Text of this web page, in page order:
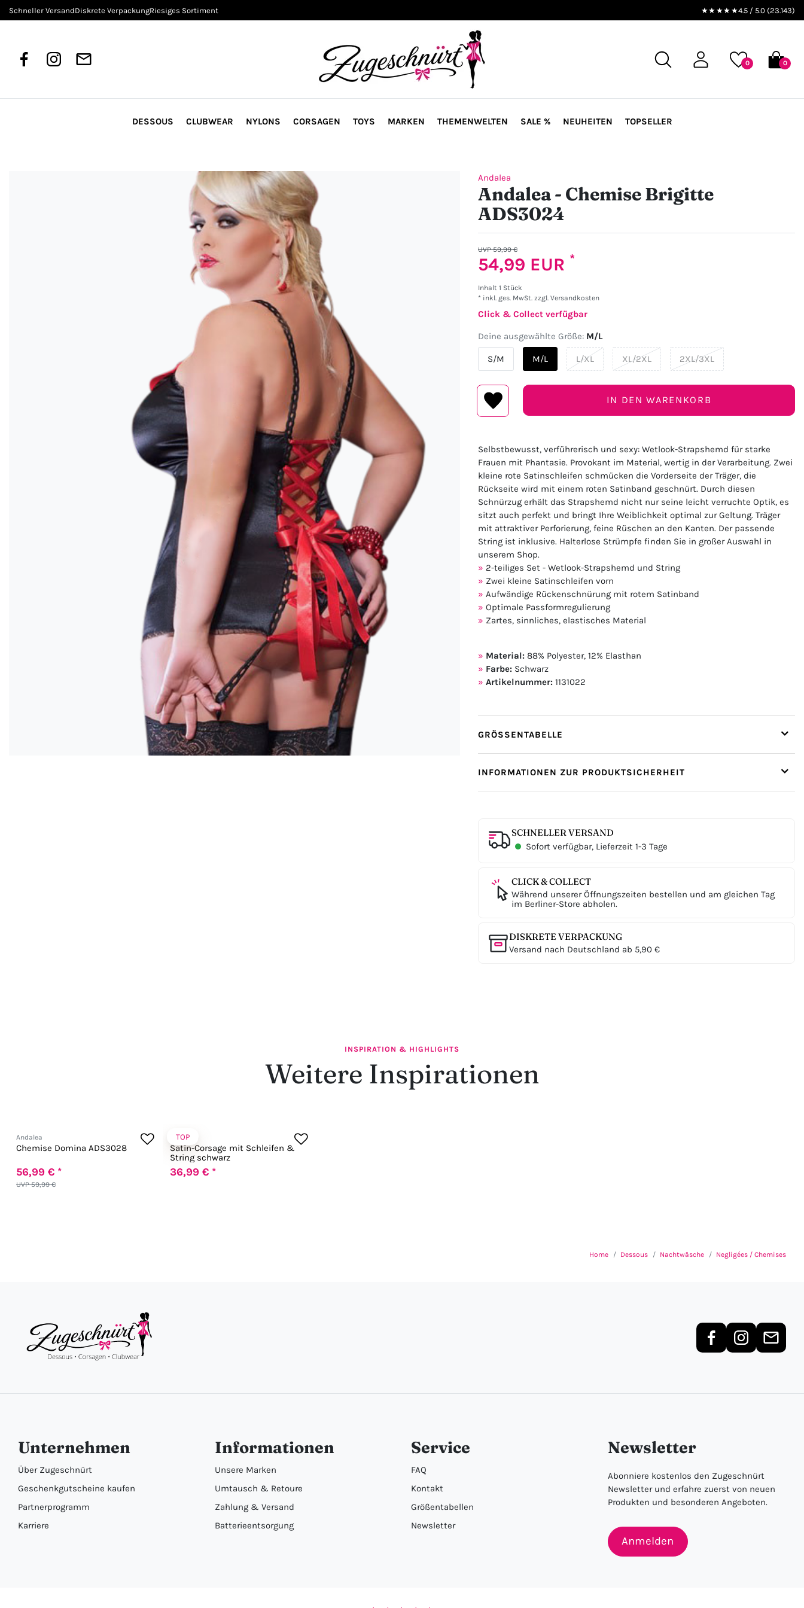
Schneller VersandDiskrete VerpackungRiesiges Sortiment ★★★★★4.5 / 5.0 (23.143)
0 0
DESSOUS CLUBWEAR NYLONS CORSAGEN TOYS MARKEN THEMENWELTEN SALE % NEUHEITEN TOPSELLER
Andalea
Andalea - Chemise Brigitte
ADS3024
UVP 59,99 €
54,99 EUR *
Inhalt 1 Stück
* inkl. ges. MwSt. zzgl. Versandkosten
Click & Collect verfügbar
Deine ausgewählte Größe: M/L
S/M M/L L/XL XL/2XL 2XL/3XL
IN DEN WARENKORB
Selbstbewusst, verführerisch und sexy: Wetlook-Strapshemd für starke
Frauen mit Phantasie. Provokant im Material, wertig in der Verarbeitung. Zwei
kleine rote Satinschleifen schmücken die Vorderseite der Träger, die
Rückseite wird mit einem roten Satinband geschnürt. Durch diesen
Schnürzug erhält das Strapshemd nicht nur seine leicht verruchte Optik, es
sitzt auch perfekt und bringt Ihre Weiblichkeit optimal zur Geltung. Träger
mit attraktiver Perforierung, feine Rüschen an den Kanten. Der passende
String ist inklusive. Halterlose Strümpfe finden Sie in großer Auswahl in
unserem Shop.
2-teiliges Set - Wetlook-Strapshemd und String
Zwei kleine Satinschleifen vorn
Aufwändige Rückenschnürung mit rotem Satinband
Optimale Passformregulierung
Zartes, sinnliches, elastisches Material
Material: 88% Polyester, 12% Elasthan
Farbe: Schwarz
Artikelnummer: 1131022
GRÖSSENTABELLE
INFORMATIONEN ZUR PRODUKTSICHERHEIT
SCHNELLER VERSAND
Sofort verfügbar, Lieferzeit 1-3 Tage
CLICK & COLLECT
Während unserer Öffnungszeiten bestellen und am gleichen Tag
im Berliner-Store abholen.
DISKRETE VERPACKUNG
Versand nach Deutschland ab 5,90 €
INSPIRATION & HIGHLIGHTS
Weitere Inspirationen
Andalea
Chemise Domina ADS3028
UVP 59,99 €
56,99 € *
TOP
Chilirose
Satin-Corsage mit Schleifen &
String schwarz
36,99 € *
Home Dessous Nachtwäsche Negligées / Chemises
Unternehmen
Über Zugeschnürt
Geschenkgutscheine kaufen
Partnerprogramm
Karriere
Informationen
Unsere Marken
Umtausch & Retoure
Zahlung & Versand
Batterieentsorgung
Service
FAQ
Kontakt
Größentabellen
Newsletter
Newsletter
Abonniere kostenlos den Zugeschnürt
Newsletter und erfahre zuerst von neuen
Produkten und besonderen Angeboten.
Anmelden